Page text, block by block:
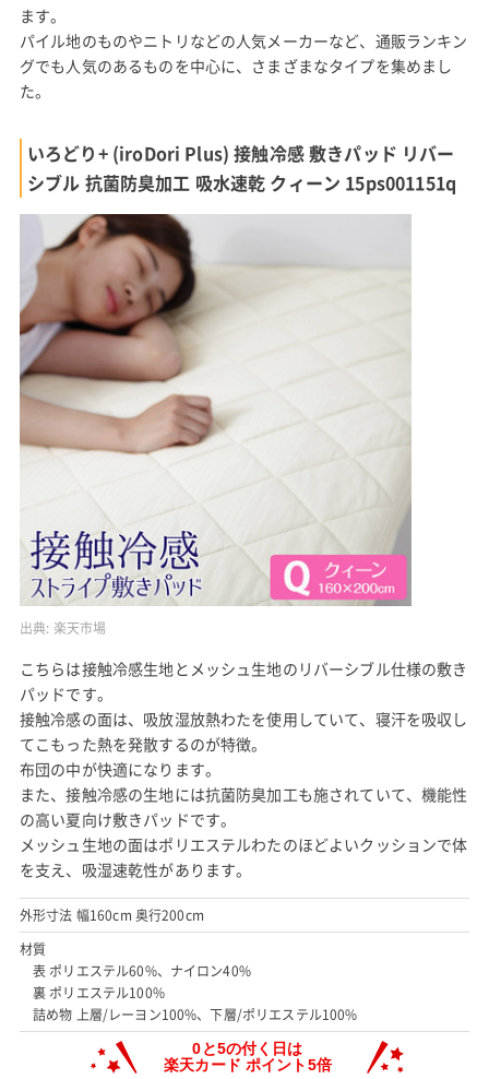
ます。
パイル地のものやニトリなどの人気メーカーなど、通販ランキン
グでも人気のあるものを中心に、さまざまなタイプを集めまし
た。
いろどり+ (iroDori Plus) 接触冷感 敷きパッド リバー
シブル 抗菌防臭加工 吸水速乾 クィーン 15ps001151q
出典: 楽天市場
こちらは接触冷感生地とメッシュ生地のリバーシブル仕様の敷き
パッドです。
接触冷感の面は、吸放湿放熱わたを使用していて、寝汗を吸収し
てこもった熱を発散するのが特徴。
布団の中が快適になります。
また、接触冷感の生地には抗菌防臭加工も施されていて、機能性
の高い夏向け敷きパッドです。
メッシュ生地の面はポリエステルわたのほどよいクッションで体
を支え、吸湿速乾性があります。
外形寸法 幅160cm 奥行200cm
材質
表 ポリエステル60%、ナイロン40%
裏 ポリエステル100%
詰め物 上層/レーヨン100%、下層/ポリエステル100%